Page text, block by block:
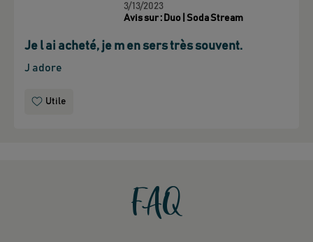
3/13/2023
Avis sur : Duo | Soda Stream
Je l ai acheté, je m en sers très souvent.
Utile
FAQ